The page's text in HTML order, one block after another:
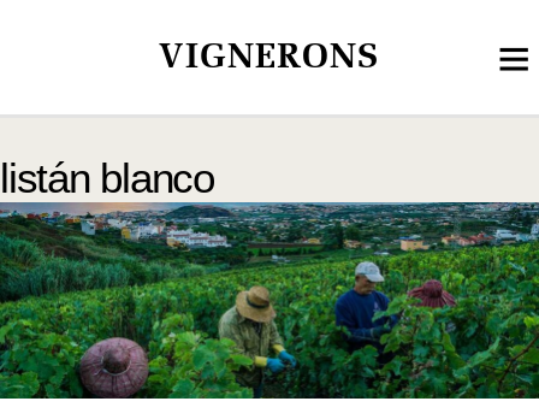
VIGNERONS
listán blanco